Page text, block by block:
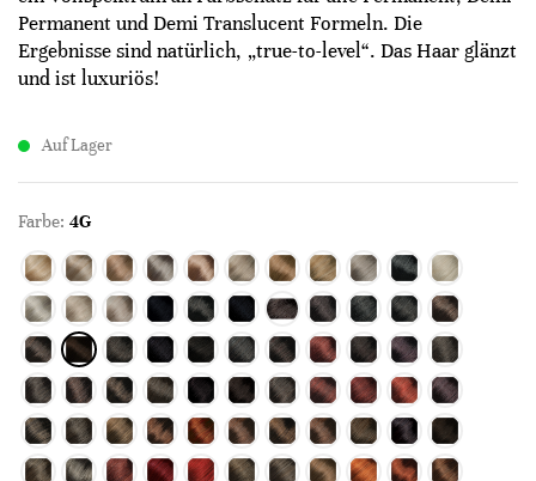
Permanent und Demi Translucent Formeln. Die
Ergebnisse sind natürlich, „true-to-level“. Das Haar glänzt
und ist luxuriös!
Auf Lager
Farbe: 4G